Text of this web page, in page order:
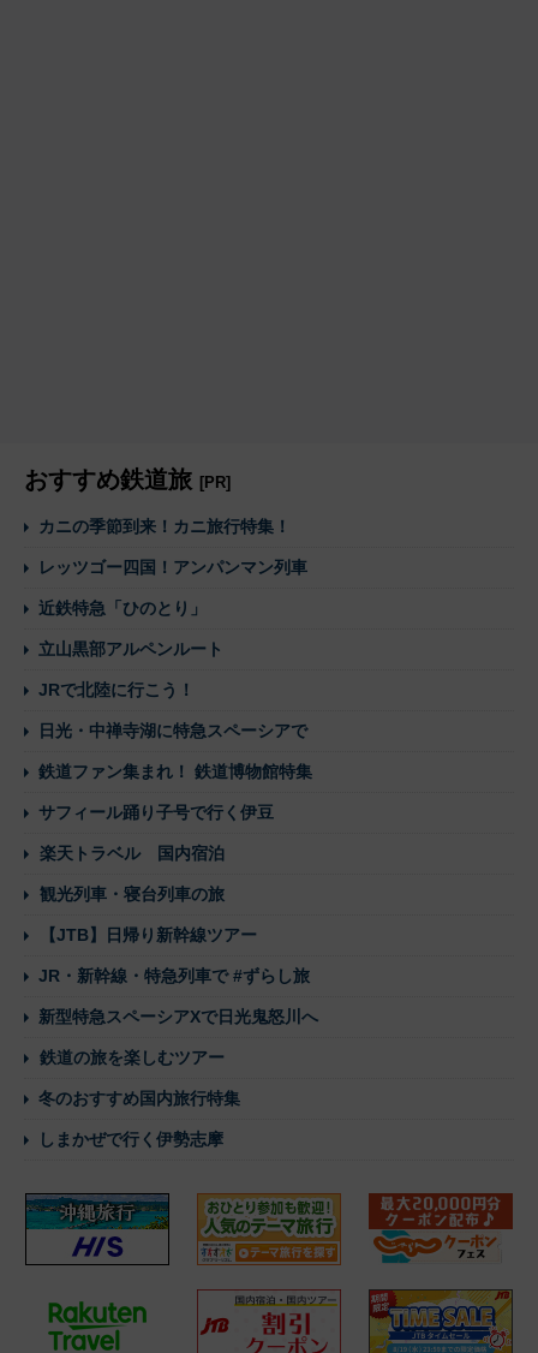
おすすめ鉄道旅 [PR]
カニの季節到来！カニ旅行特集！
レッツゴー四国！アンパンマン列車
近鉄特急「ひのとり」
立山黒部アルペンルート
JRで北陸に行こう！
日光・中禅寺湖に特急スペーシアで
鉄道ファン集まれ！ 鉄道博物館特集
サフィール踊り子号で行く伊豆
楽天トラベル 国内宿泊
観光列車・寝台列車の旅
【JTB】日帰り新幹線ツアー
JR・新幹線・特急列車で #ずらし旅
新型特急スペーシアXで日光鬼怒川へ
鉄道の旅を楽しむツアー
冬のおすすめ国内旅行特集
しまかぜで行く伊勢志摩